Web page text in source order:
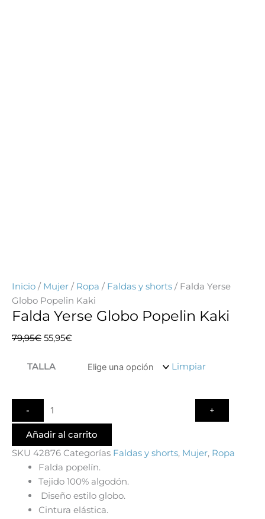
Inicio / Mujer / Ropa / Faldas y shorts / Falda Yerse
Globo Popelin Kaki
Falda Yerse Globo Popelin Kaki
79,95€ El
original
55,95€El
actual
TALLA Limpiar
Añadir al carrito
SKU 42876 Categorías Faldas y shorts, Mujer, Ropa
Falda popelín.
Tejido 100% algodón.
Diseño estilo globo.
Cintura elástica.